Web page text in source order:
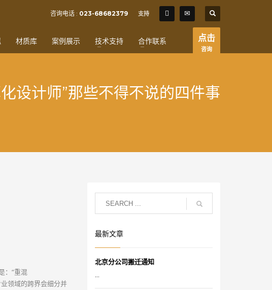
SHOWROOM HOURS
Sat - 9:00AM-5:00PM
Sundays by appointment only!
咨询电话 : 023-68682379 支持
材质库 案例展示 技术支持 合作联系 点击
咨询
设计师”那些不得不说的四件事
：“重混
领域的跨界会细分并
最新文章
北京分公司搬迁通知
...